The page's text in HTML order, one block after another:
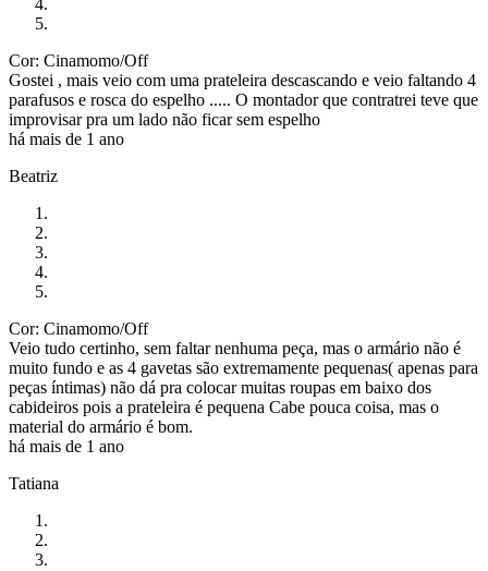
Cor: Cinamomo/Off
Gostei , mais veio com uma prateleira descascando e veio faltando 4
parafusos e rosca do espelho ..... O montador que contratrei teve que
improvisar pra um lado não ficar sem espelho
há mais de 1 ano
Beatriz
Cor: Cinamomo/Off
Veio tudo certinho, sem faltar nenhuma peça, mas o armário não é
muito fundo e as 4 gavetas são extremamente pequenas( apenas para
peças íntimas) não dá pra colocar muitas roupas em baixo dos
cabideiros pois a prateleira é pequena Cabe pouca coisa, mas o
material do armário é bom.
há mais de 1 ano
Tatiana